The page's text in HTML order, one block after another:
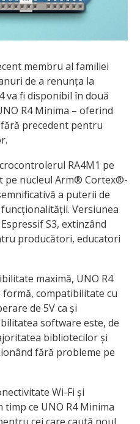
membru al familiei
de a renunța la
va fi disponibil în două
R4 Minima – oferind
precedent pentru
RA4M1 pe
pe nucleul Arm® Cortex®-
a puterii de
Versiunea
S3, extinzând
producători, educatori
maximă, UNO R4
formă, compatibilitate cu
de 5V ca și
software este, de
bibliotecilor și
fără probleme pe
Wi-Fi și
ce UNO R4 Minima